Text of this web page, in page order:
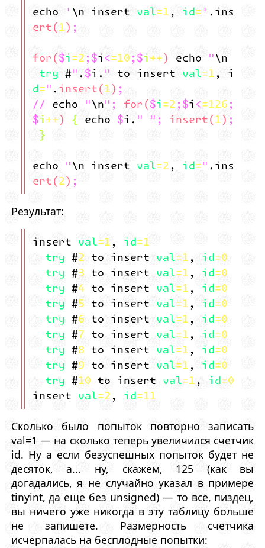
echo '\n insert val=1, id='.ins
ert(1);
for($i=2;$i<=10;$i++) echo "\n
try #".$i." to insert val=1, i
d=".insert(1);
// echo "\n"; for($i=2;$i<=126;
$i++) { echo $i." "; insert(1);
}
echo "\n insert val=2, id=".ins
ert(2);
Результат:
insert val=1, id=1
try #2 to insert val=1, id=0
try #3 to insert val=1, id=0
try #4 to insert val=1, id=0
try #5 to insert val=1, id=0
try #6 to insert val=1, id=0
try #7 to insert val=1, id=0
try #8 to insert val=1, id=0
try #9 to insert val=1, id=0
try #10 to insert val=1, id=0
insert val=2, id=11
Сколько было попыток повторно записать
val=1 — на сколько теперь увеличился счетчик
id. Ну а если безуспешных попыток будет не
десяток, а... ну, скажем, 125 (как вы
догадались, я не случайно указал в примере
tinyint, да еще без unsigned) — то всё, пиздец,
вы ничего уже никогда в эту таблицу больше
не запишете. Размерность счетчика
исчерпалась на бесплодные попытки: